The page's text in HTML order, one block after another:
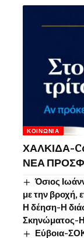
ΚΟΙΝΩΝΊΑ
ΧΑΛΚΙΔΑ-
ΝΕΑ
Όσιος
με την βροχή,
Η δέηση-Η
Σκηνώματος-Η
Εύβοια-